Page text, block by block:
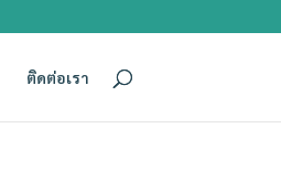
ติดต่อเรา